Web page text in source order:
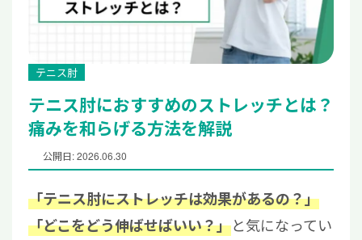
テニス肘
テニス肘におすすめのストレッチとは？
痛みを和らげる方法を解説
公開日: 2026.06.30
「テニス肘にストレッチは効果があるの？」
「どこをどう伸ばせばいい？」と気になってい